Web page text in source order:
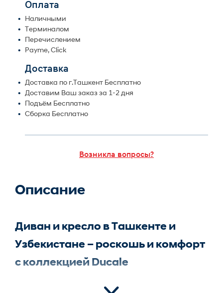
Оплата
Наличными
Терминалом
Перечислением
Payme, Click
Доставка
Доставка по г.Ташкент Бесплатно
Доставим Ваш заказ за 1-2 дня
Подъём Бесплатно
Сборка Бесплатно
Возникла вопросы?
Описание
Диван и кресло в Ташкенте и
Узбекистане – роскошь и комфорт
с коллекцией Ducale
Хотите добавить в интерьер нотки